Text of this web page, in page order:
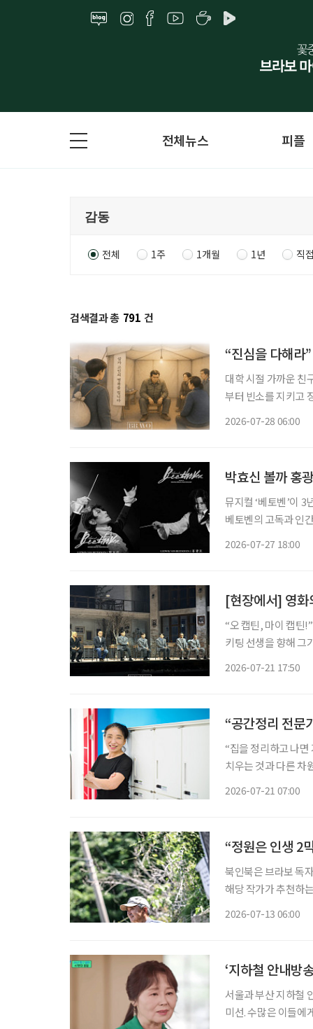
전체뉴스 피플
전체 1주 1개월 1년 직
검색결과 총 791 건
“진심을 다해라”
대학 시절 가까운 친
부터 빈소를 지키고
2026-07-28 06:00
박효신 볼까 홍
뮤지컬 ‘베토벤’이
베토벤의 고독과 인
2026-07-27 18:00
[현장에서] 영화
“오 캡틴, 마이 캡틴!” 학생들이 하나둘 책상 위로 올라섰다. 학교에서 쫓겨나 교실을 떠
키팅 선생을 향해 그
2026-07-21 17:50
“공간정리 전문
“집을 정리하고 나
치우는 것과 다른 차원의 즐거움이었죠.” 서울
2026-07-21 07:00
“정원은 인생 2
북인북은 브라보 독
해당 작가가 추천하는 책도 함께 즐겨보
2026-07-13 06:00
‘지하철 안내방
서울과 부산 지하철
미선. 수많은 이들에